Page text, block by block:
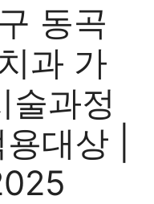
동곡
과 가
술과정
대상 |